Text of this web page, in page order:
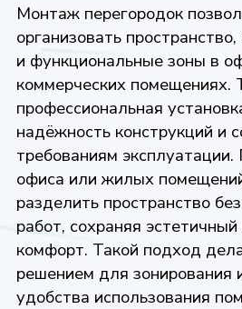
Монтаж перегородок
организовать
и функциональные зоны в
коммерческих помещениях.
профессиональная
надёжность конструкций и
требованиям
офиса или жилых
разделить пространство
работ, сохраняя
комфорт. Такой подход
решением для зонирования
удобства использования